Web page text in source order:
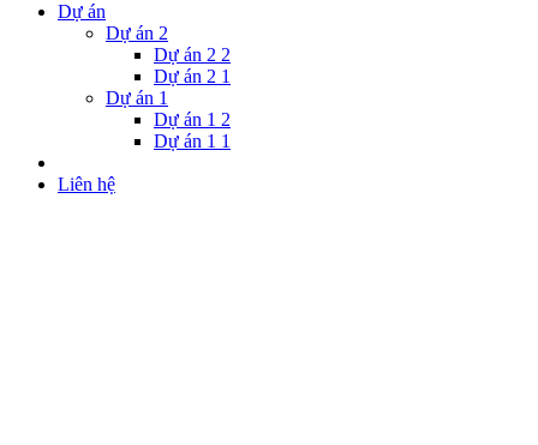
Dự án
Dự án 2
Dự án 2 2
Dự án 2 1
Dự án 1
Dự án 1 2
Dự án 1 1
Liên hệ